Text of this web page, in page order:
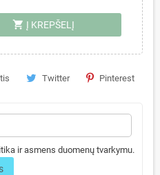
shopping_cart Į KREPŠELĮ
Twitter Pinterest
ir asmens duomenų tvarkymu.